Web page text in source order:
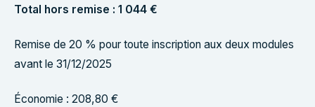
Total hors remise : 1 044 €
Remise de 20 % pour toute inscription aux deux modules
avant le 31/12/2025
Économie : 208,80 €